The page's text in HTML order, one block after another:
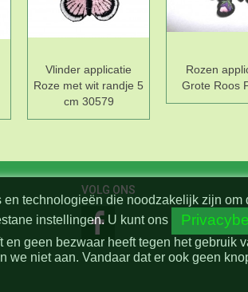
Vlinder applicatie
Roze met wit randje 5
cm 30579
Rozen
Grote Roos
VOLG ONS
technologieën die noodzakelijk zijn
instellingen. U kunt ons
geen bezwaar heeft tegen het gebruik
we niet aan. Vandaar dat er ook geen